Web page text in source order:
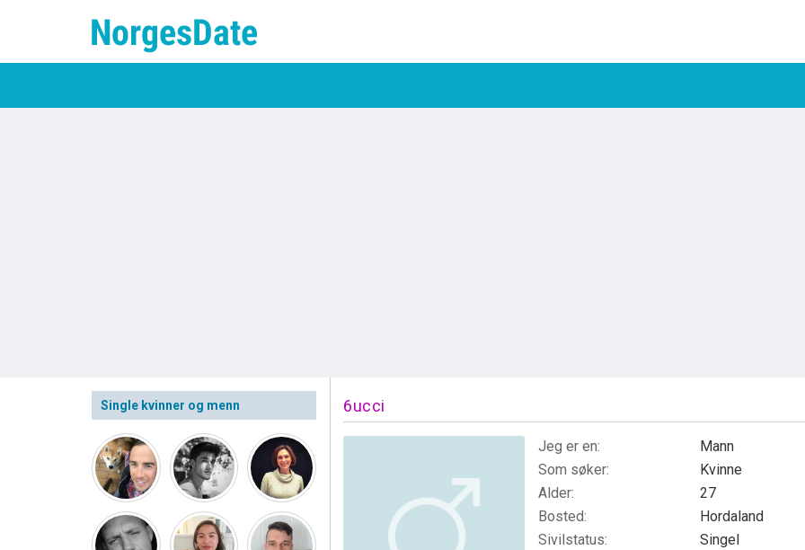
Single kvinner og menn 6ucci
Jeg er en:
Mann
Som søker:
Kvinne
Alder:
27
Bosted:
Hordaland
Sivilstatus:
Singel